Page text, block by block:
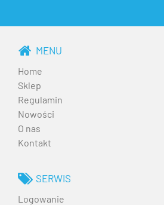
MENU
Home
Sklep
Regulamin
Nowości
O nas
Kontakt
SERWIS
Logowanie